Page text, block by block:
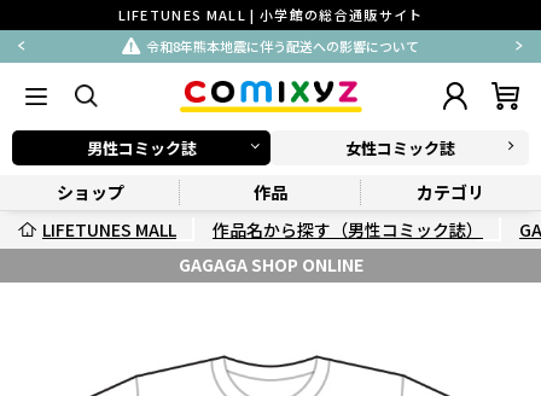
LIFETUNES MALL | 小学館の総合通販サイト
令和8年熊本地震に伴う配送への影響について
男性コミック誌 女性コミック誌
ショップ 作品
カテゴリ
LIFETUNES MALL
作品名から探す（男性コミック誌）
GAGAGA SHOP ONLINE